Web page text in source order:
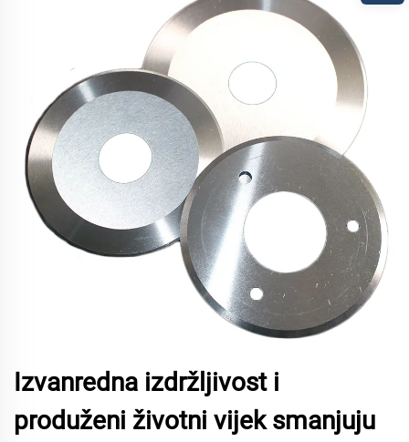
Izvanredna izdržljivost i
produženi životni vijek smanjuju